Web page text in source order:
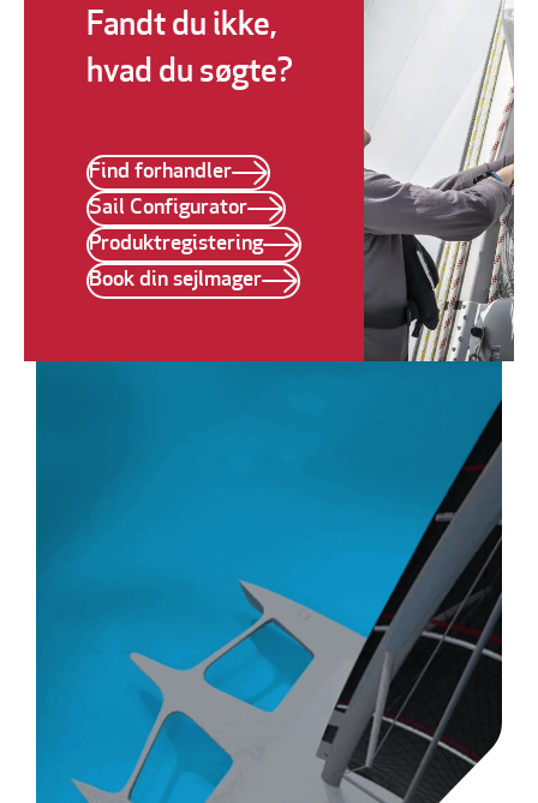
Fandt du ikke,
hvad du søgte?
Find forhandler
Sail Configurator
Produktregistering
Book din sejlmager